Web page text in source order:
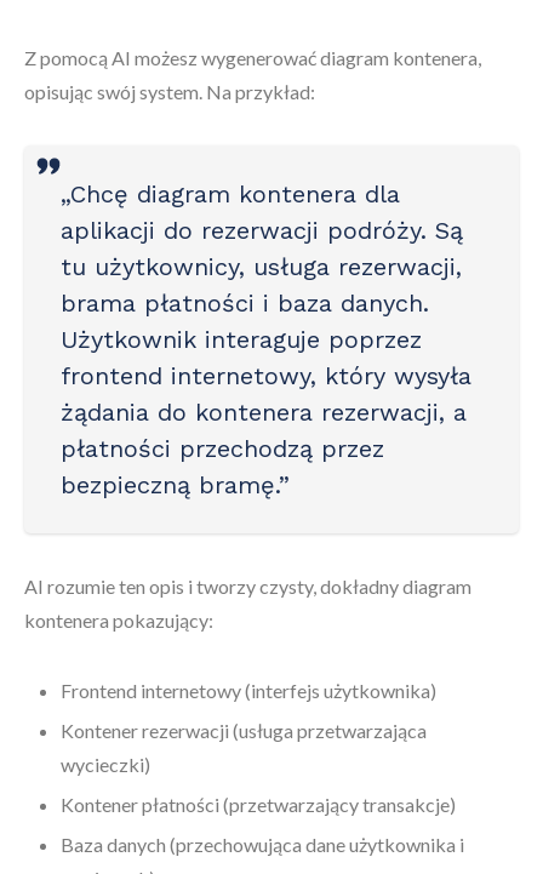
Z pomocą AI możesz wygenerować diagram kontenera,
opisując swój system. Na przykład:
„Chcę diagram kontenera dla
aplikacji do rezerwacji podróży. Są
tu użytkownicy, usługa rezerwacji,
brama płatności i baza danych.
Użytkownik interaguje poprzez
frontend internetowy, który wysyła
żądania do kontenera rezerwacji, a
płatności przechodzą przez
bezpieczną bramę.”
AI rozumie ten opis i tworzy czysty, dokładny diagram
kontenera pokazujący:
Frontend internetowy (interfejs użytkownika)
Kontener rezerwacji (usługa przetwarzająca
wycieczki)
Kontener płatności (przetwarzający transakcje)
Baza danych (przechowująca dane użytkownika i